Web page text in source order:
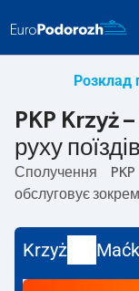
Розклад
PKP Krzyż
руху поїздів
Сполучення
обслуговує
вирушає о 10:38. Найшвидший маршрут пропонує потяг
без пересадок
09:16 . Наразі на
Krzyż